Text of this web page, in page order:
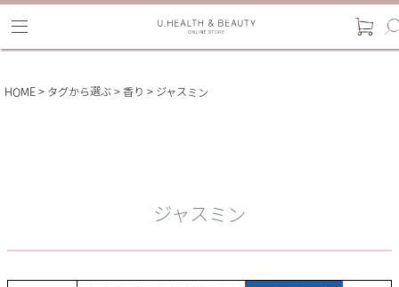
HOME タグから選ぶ 香り ジャスミン
ジャスミン